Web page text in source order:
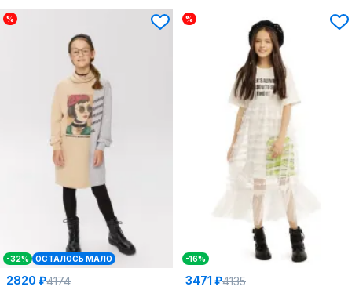
%
-32% ОСТАЛОСЬ МАЛО
2820 ₽4174
%
-16%
3471 ₽4135